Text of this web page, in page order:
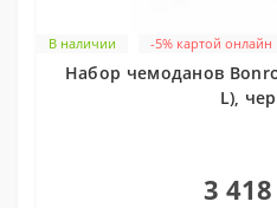
В наличии -5% картой онлайн
Набор чемоданов
L),
3